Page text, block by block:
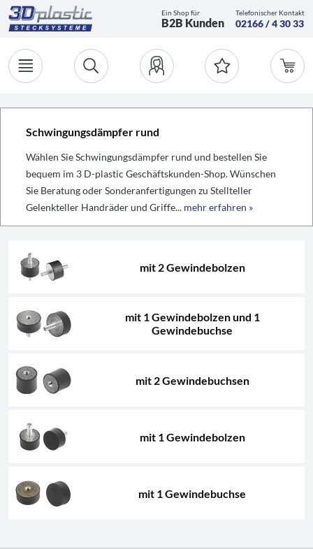
Ein Shop für
B2B Kunden
Telefonischer Kontakt
02166 / 4 30 33
Schwingungsdämpfer rund
Wählen Sie Schwingungsdämpfer rund und bestellen Sie
bequem im 3 D-plastic Geschäftskunden-Shop. Wünschen
Sie Beratung oder Sonderanfertigungen zu Stellteller
Gelenkteller Handräder und Griffe... mehr erfahren »
mit 2 Gewindebolzen
mit 1 Gewindebolzen und 1
Gewindebuchse
mit 2 Gewindebuchsen
mit 1 Gewindebolzen
mit 1 Gewindebuchse